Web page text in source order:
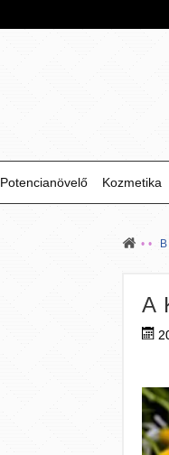
Potencianövelő Kozmetika
A